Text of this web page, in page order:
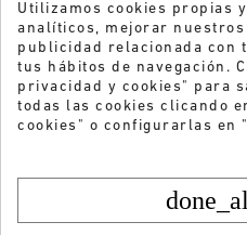
Utilizamos cookies propias
analíticos, mejorar
publicidad relacionada con
tus hábitos de navegación.
privacidad y cookies" para
todas las cookies clicando
cookies" o configurarlas en